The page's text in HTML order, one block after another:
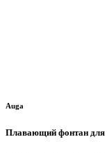
Auga
Плавающий фонтан для